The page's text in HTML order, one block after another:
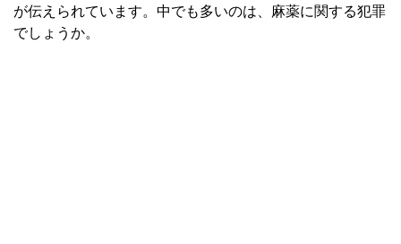
が伝えられています。中でも多いのは、麻薬に関する犯罪
でしょうか。